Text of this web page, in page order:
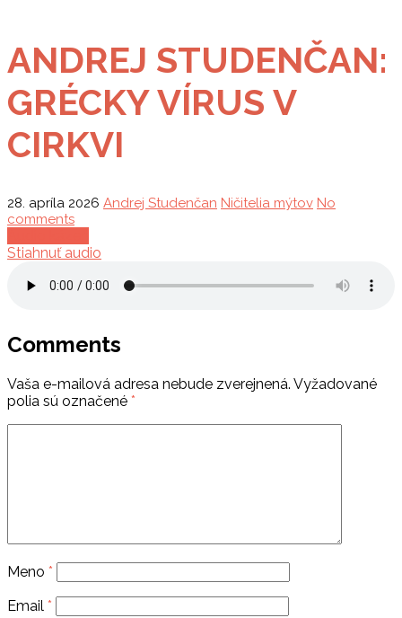
ANDREJ STUDENČAN:
GRÉCKY VÍRUS V
CIRKVI
28. apríla 2026 Andrej Studenčan Ničitelia mýtov No
comments
Stiahnuť audio
Comments
Vaša e-mailová adresa nebude zverejnená. Vyžadované
polia sú označené *
Meno *
Email *